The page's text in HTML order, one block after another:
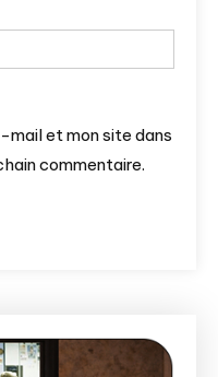
mail et mon site dans
commentaire.